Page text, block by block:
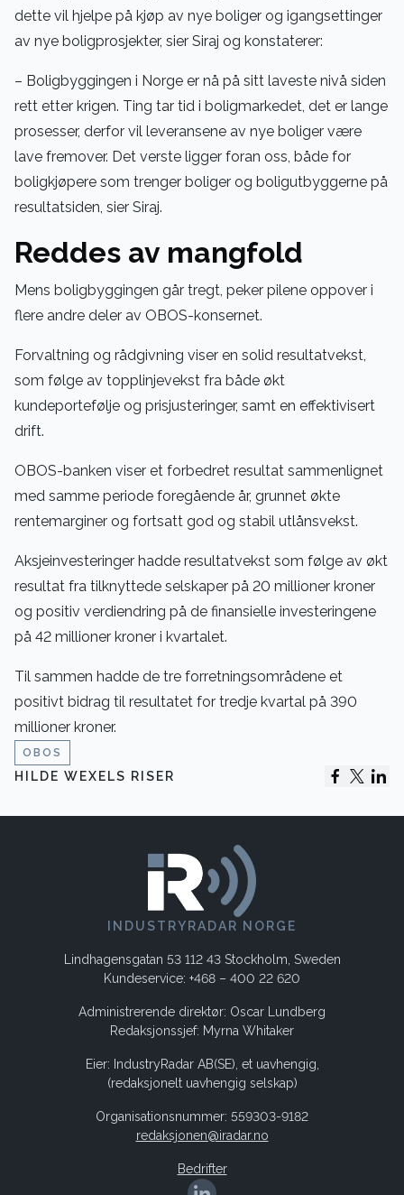
dette vil hjelpe på kjøp av nye boliger og igangsettinger
av nye boligprosjekter, sier Siraj og konstaterer:
– Boligbyggingen i Norge er nå på sitt laveste nivå siden
rett etter krigen. Ting tar tid i boligmarkedet, det er lange
prosesser, derfor vil leveransene av nye boliger være
lave fremover. Det verste ligger foran oss, både for
boligkjøpere som trenger boliger og boligutbyggerne på
resultatsiden, sier Siraj.
Reddes av mangfold
Mens boligbyggingen går tregt, peker pilene oppover i
flere andre deler av OBOS-konsernet.
Forvaltning og rådgivning viser en solid resultatvekst,
som følge av topplinjevekst fra både økt
kundeportefølje og prisjusteringer, samt en effektivisert
drift.
OBOS-banken viser et forbedret resultat sammenlignet
med samme periode foregående år, grunnet økte
rentemarginer og fortsatt god og stabil utlånsvekst.
Aksjeinvesteringer hadde resultatvekst som følge av økt
resultat fra tilknyttede selskaper på 20 millioner kroner
og positiv verdiendring på de finansielle investeringene
på 42 millioner kroner i kvartalet.
Til sammen hadde de tre forretningsområdene et
positivt bidrag til resultatet for tredje kvartal på 390
millioner kroner.
OBOS
HILDE WEXELS RISER
INDUSTRYRADAR NORGE
Lindhagensgatan 53 112 43 Stockholm, Sweden
Kundeservice: +468 – 400 22 620
Administrerende direktør: Oscar Lundberg
Redaksjonssjef: Myrna Whitaker
Eier: IndustryRadar AB(SE), et uavhengig,
(redaksjonelt uavhengig selskap)
Organisationsnummer: 559303-9182
redaksjonen@iradar.no
Bedrifter